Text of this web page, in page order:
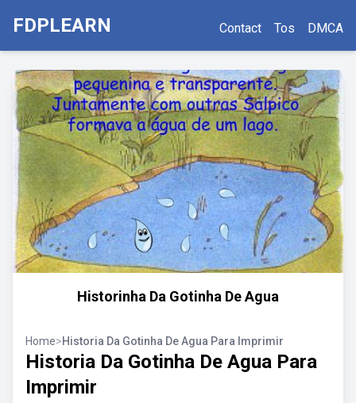
FDPLEARN Contact Tos DMCA
Historinha Da Gotinha De Agua
Home>Historia Da Gotinha De Agua Para Imprimir
Historia Da Gotinha De Agua Para
Imprimir